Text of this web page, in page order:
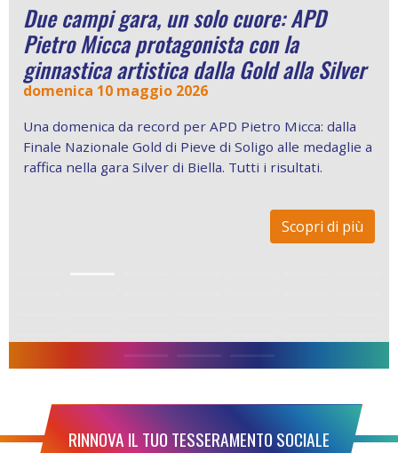
Ginnastica Artistica: Pietro Micca vince
nel campionato di squadra Silver
domenica 8 marzo 2026
Ottimo esordio per la ginnastica artistica di APD
Pietro Micca: la squadra Allieve vince la prima prova
del Campionato Silver LD con Carnini, Duranti e
Caldera.
Scopri di più
RINNOVA IL TUO TESSERAMENTO SOCIALE